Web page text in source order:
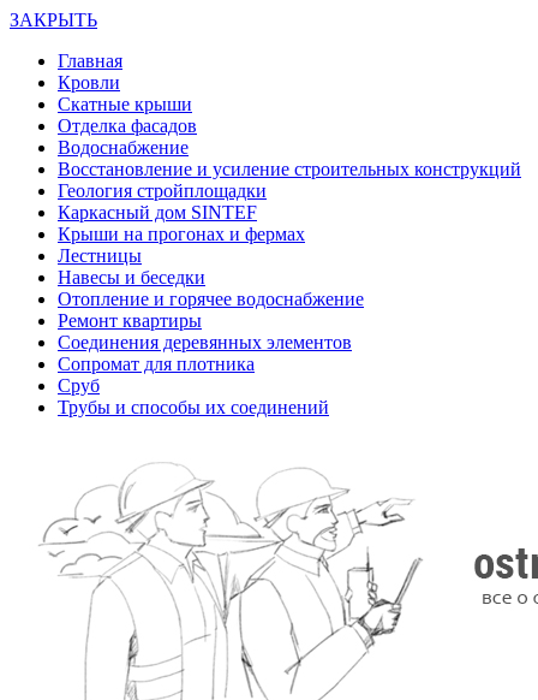
ЗАКРЫТЬ
Главная
Кровли
Скатные крыши
Отделка фасадов
Водоснабжение
Восстановление и усиление строительных конструкций
Геология стройплощадки
Каркасный дом SINTEF
Крыши на прогонах и фермах
Лестницы
Навесы и беседки
Отопление и горячее водоснабжение
Ремонт квартиры
Соединения деревянных элементов
Сопромат для плотника
Сруб
Трубы и способы их соединений